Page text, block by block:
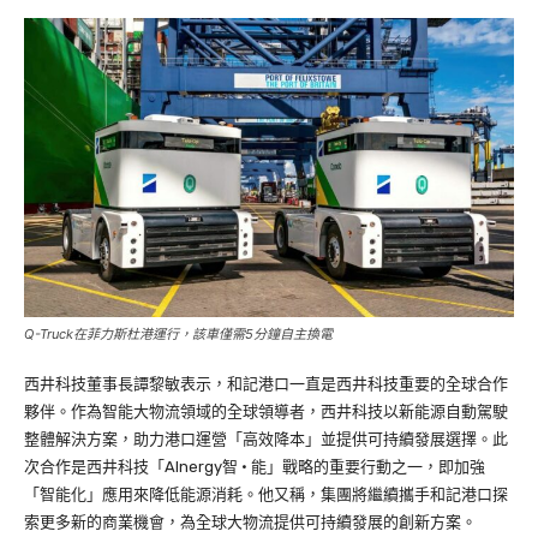
Q-Truck在菲力斯杜港運行，該車僅需5分鐘自主換電
西井科技董事長譚黎敏表示，和記港口一直是西井科技重要的全球合作
夥伴。作為智能大物流領域的全球領導者，西井科技以新能源自動駕駛
整體解決方案，助力港口運營「高效降本」並提供可持續發展選擇。此
次合作是西井科技「AInergy智 · 能」戰略的重要行動之一，即加強
「智能化」應用來降低能源消耗。他又稱，集團將繼續攜手和記港口探
索更多新的商業機會，為全球大物流提供可持續發展的創新方案。